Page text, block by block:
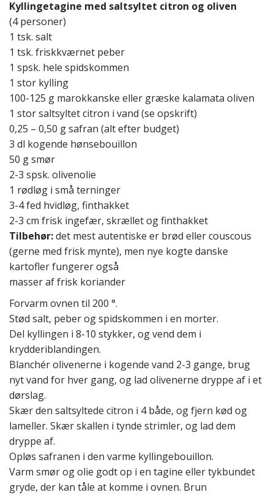
Kyllingetagine med saltsyltet citron og oliven
(4 personer)
1 tsk. salt
1 tsk. friskkværnet peber
1 spsk. hele spidskommen
1 stor kylling
100-125 g marokkanske eller græske kalamata oliven
1 stor saltsyltet citron i vand (se opskrift)
0,25 – 0,50 g safran (alt efter budget)
3 dl kogende hønsebouillon
50 g smør
2-3 spsk. olivenolie
1 rødløg i små terninger
3-4 fed hvidløg, finthakket
2-3 cm frisk ingefær, skrællet og finthakket
Tilbehør:det mest autentiske er brød eller couscous
(gerne med frisk mynte), men nye kogte danske
kartofler fungerer også
masser af frisk koriander
Forvarm ovnen til 200 °.
Stød salt, peber og spidskommen i en morter.
Del kyllingen i 8-10 stykker, og vend dem i
krydderiblandingen.
Blanchér olivenerne i kogende vand 2-3 gange, brug
nyt vand for hver gang, og lad olivenerne dryppe af i et
dørslag.
Skær den saltsyltede citron i 4 både, og fjern kød og
lameller. Skær skallen i tynde strimler, og lad dem
dryppe af.
Opløs safranen i den varme kyllingebouillon.
Varm smør og olie godt op i en tagine eller tykbundet
gryde, der kan tåle at komme i ovnen. Brun